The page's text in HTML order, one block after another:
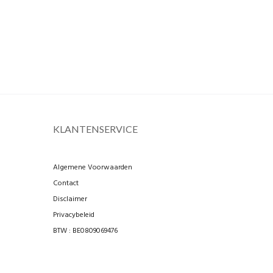
KLANTENSERVICE
Algemene Voorwaarden
Contact
Disclaimer
Privacybeleid
BTW : BE0809069476